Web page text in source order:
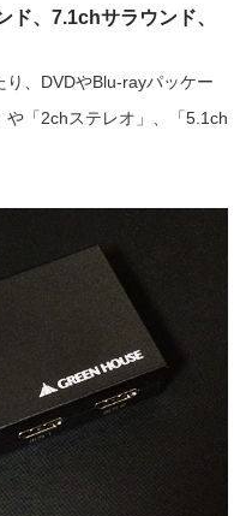
、7.1chサラウンド、
、DVDやBlu-rayパッケー
「2chステレオ」、「5.1ch